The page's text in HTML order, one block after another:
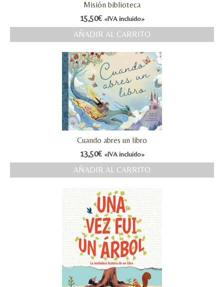
Valoraciones y opiniones de TejiendoLEE un
Misión biblioteca
15,50€ «IVA incluido»
AÑADIR AL CARRITO
Cuando abres un libro
13,50€ «IVA incluido»
AÑADIR AL CARRITO